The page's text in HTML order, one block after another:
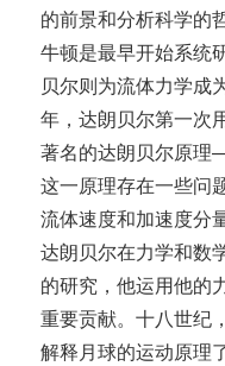
的前景和分析科学的
牛顿是最早开始系统
贝尔则为流体力学成
年，达朗贝尔第一次
著名的达朗贝尔原
这一原理存在一些问
流体速度和加速度分
达朗贝尔在力学和数
的研究，他运用他的
重要贡献。十八世纪
解释月球的运动原理